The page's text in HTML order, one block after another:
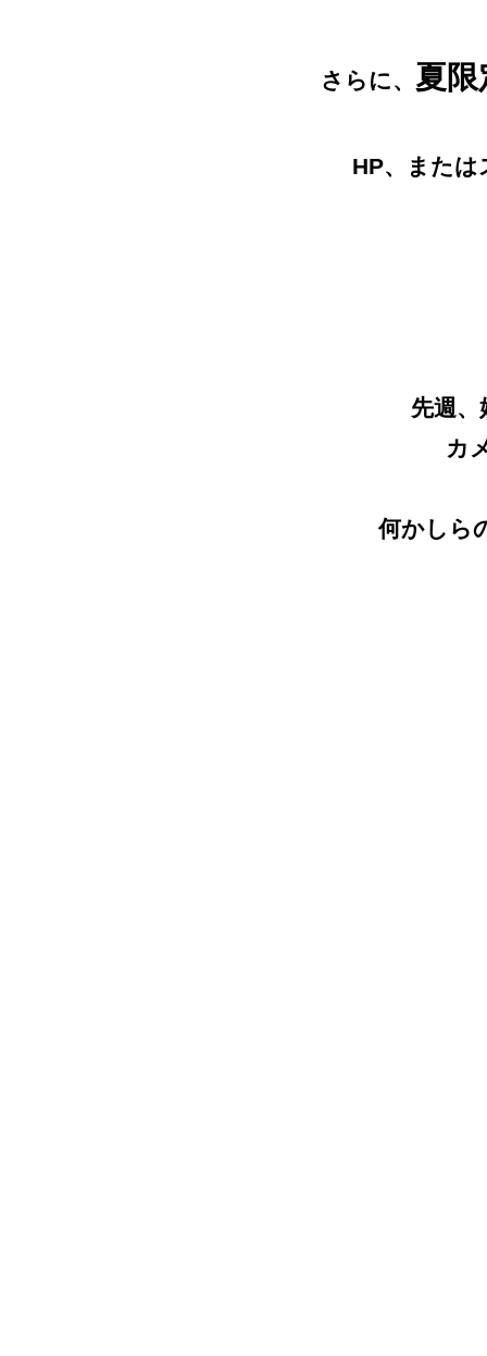
さらに、 夏
HP、また
先週
カ
何かしら